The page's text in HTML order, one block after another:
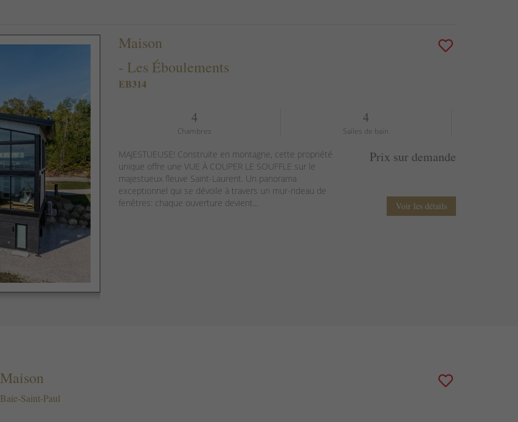
Maison
- Les Éboulements
EB314
4
Chambres
4
Salles de bain
MAJESTUEUSE! Construite en montagne, cette propriété
unique offre une VUE À COUPER LE SOUFFLE sur le
majestueux fleuve Saint-Laurent. Un panorama
exceptionnel qui se dévoile à travers un mur-rideau de
fenêtres: chaque ouverture devient...
Prix sur demande
Voir les détails
Maison
Baie-Saint-Paul